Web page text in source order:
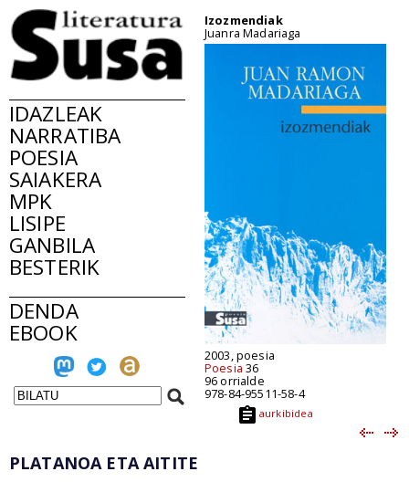
IDAZLEAK
NARRATIBA
POESIA
SAIAKERA
MPK
LISIPE
GANBILA
BESTERIK
DENDA
EBOOK
Izozmendiak
Juanra Madariaga
2003, poesia
Poesia 36
96 orrialde
978-84-95511-58-4
aurkibidea
PLATANOA ETA AITITE